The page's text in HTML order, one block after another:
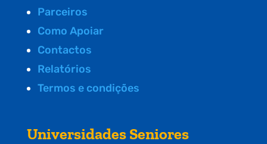
Parceiros
Como Apoiar
Contactos
Relatórios
Termos e condições
Universidades Seniores